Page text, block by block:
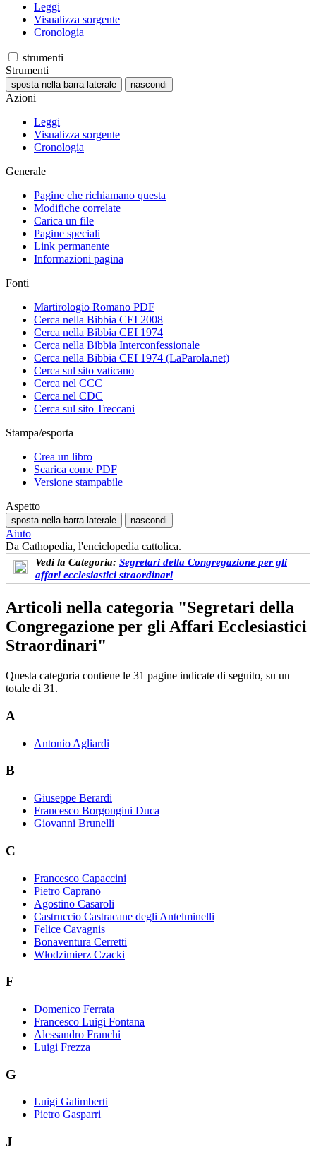
Leggi
Visualizza sorgente
Cronologia
strumenti
Strumenti
sposta nella barra laterale nascondi
Azioni
Leggi
Visualizza sorgente
Cronologia
Generale
Pagine che richiamano questa
Modifiche correlate
Carica un file
Pagine speciali
Link permanente
Informazioni pagina
Fonti
Martirologio Romano PDF
Cerca nella Bibbia CEI 2008
Cerca nella Bibbia CEI 1974
Cerca nella Bibbia Interconfessionale
Cerca nella Bibbia CEI 1974 (LaParola.net)
Cerca sul sito vaticano
Cerca nel CCC
Cerca nel CDC
Cerca sul sito Treccani
Stampa/esporta
Crea un libro
Scarica come PDF
Versione stampabile
Aspetto
sposta nella barra laterale nascondi
Aiuto
Da Cathopedia, l'enciclopedia cattolica.
Vedi la Categoria: Segretari della Congregazione per gli
affari ecclesiastici straordinari
Articoli nella categoria "Segretari della
Congregazione per gli Affari Ecclesiastici
Straordinari"
Questa categoria contiene le 31 pagine indicate di seguito, su un
totale di 31.
A
Antonio Agliardi
B
Giuseppe Berardi
Francesco Borgongini Duca
Giovanni Brunelli
C
Francesco Capaccini
Pietro Caprano
Agostino Casaroli
Castruccio Castracane degli Antelminelli
Felice Cavagnis
Bonaventura Cerretti
Włodzimierz Czacki
F
Domenico Ferrata
Francesco Luigi Fontana
Alessandro Franchi
Luigi Frezza
G
Luigi Galimberti
Pietro Gasparri
J